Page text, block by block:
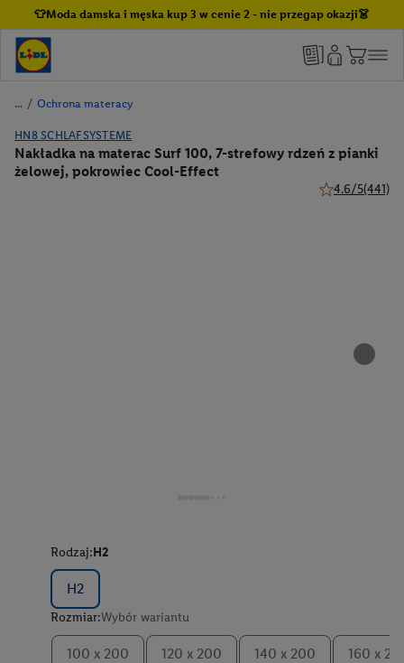
👕Moda damska i męska kup 3 w cenie 2 - nie przegap okazji👗
/ Ochrona materacy
HN8 SCHLAFSYSTEME
Nakładka na materac Surf 100, 7-strefowy rdzeń z pianki
żelowej, pokrowiec Cool-Effect
4.6/5(441)
Rodzaj:H2
H2
Rozmiar:Wybór wariantu
100 x 200 120 x 200 140 x 200 160 x